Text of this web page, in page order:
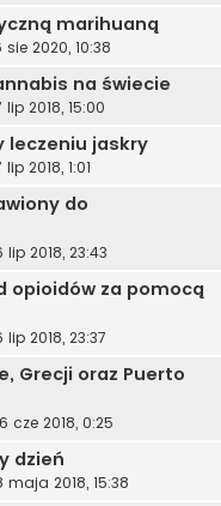
marihuaną
sie 2020, 10:38
na świecie
lip 2018, 15:00
leczeniu jaskry
lip 2018, 1:01
do
lip 2018, 23:43
opioidów za pomocą
lip 2018, 23:37
Grecji oraz Puerto
cze 2018, 0:25
dzień
maja 2018, 15:38